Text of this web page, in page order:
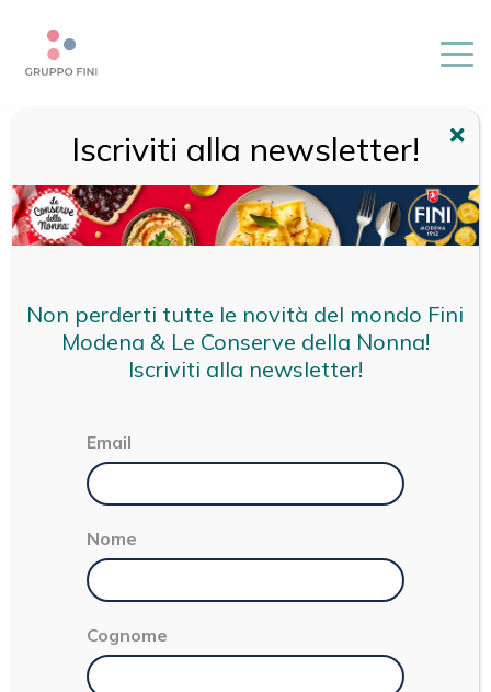
PIZZERIE REGGIO EMILIA
PIZZERIE REGGIO
EMILIA
Iscriviti alla newsletter!
Non perderti tutte le novità del mondo Fini
Modena & Le Conserve della Nonna!
Iscriviti alla newsletter!
Email
Nome
Cognome